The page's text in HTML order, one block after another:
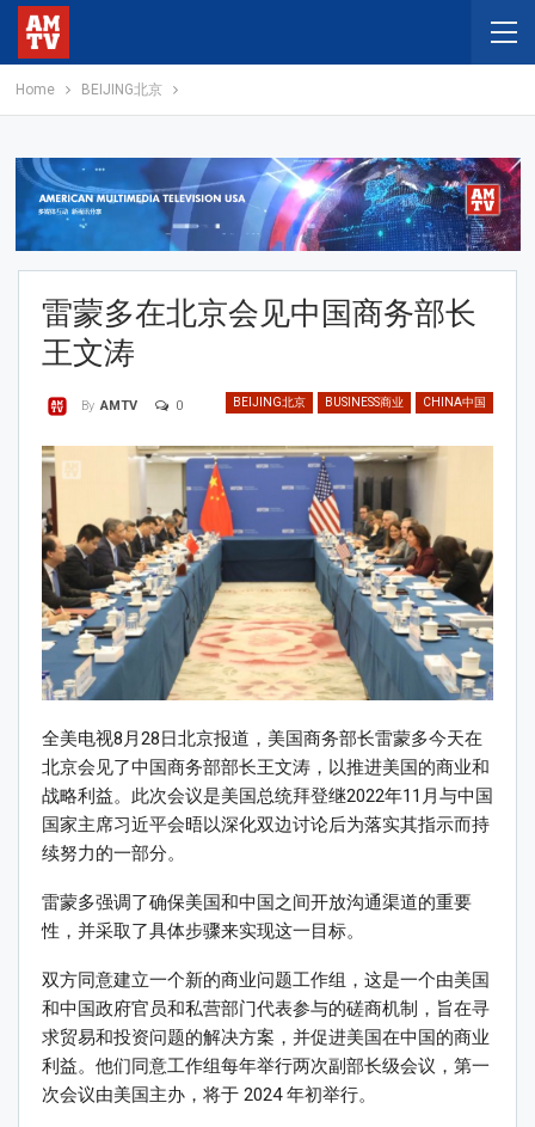
Home BEIJING北京
雷蒙多在北京会见中国商务部长
王文涛
BEIJING北京 BUSINESS商业 CHINA中国
By AMTV 0
全美电视8月28日北京报道，美国商务部长雷蒙多今天在
北京会见了中国商务部部长王文涛，以推进美国的商业和
战略利益。此次会议是美国总统拜登继2022年11月与中国
国家主席习近平会晤以深化双边讨论后为落实其指示而持
续努力的一部分。
雷蒙多强调了确保美国和中国之间开放沟通渠道的重要
性，并采取了具体步骤来实现这一目标。
双方同意建立一个新的商业问题工作组，这是一个由美国
和中国政府官员和私营部门代表参与的磋商机制，旨在寻
求贸易和投资问题的解决方案，并促进美国在中国的商业
利益。他们同意工作组每年举行两次副部长级会议，第一
次会议由美国主办，将于 2024 年初举行。